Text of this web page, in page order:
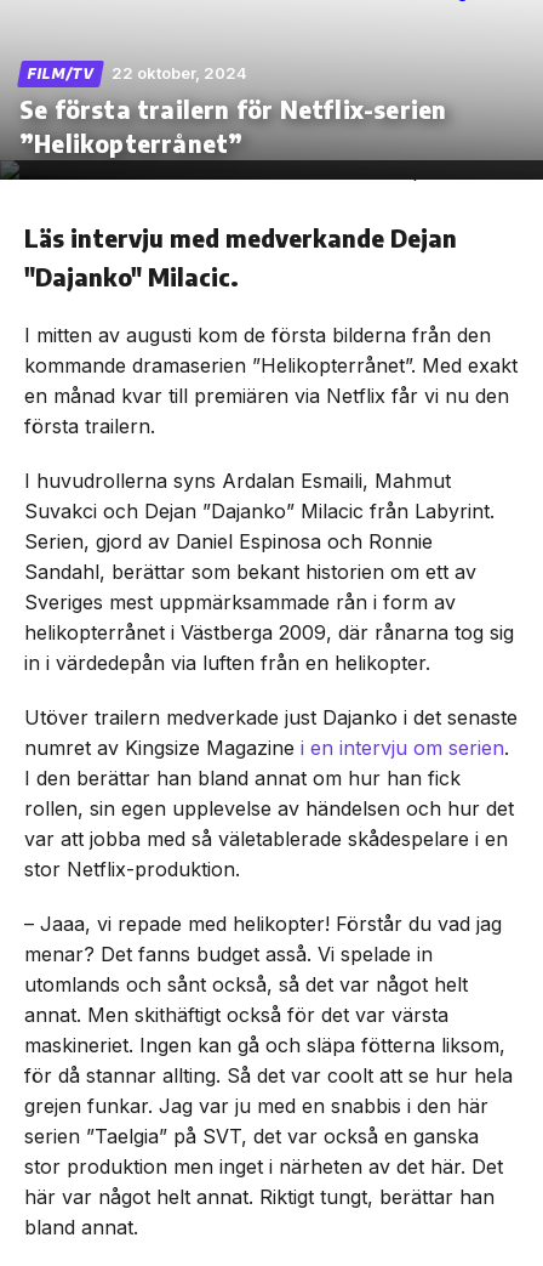
Skip
the
FILM/TV 22 oktober, 2024
Se första trailern för Netflix-serien
”Helikopterrånet”
Läs intervju med medverkande Dejan
"Dajanko" Milacic.
I mitten av augusti kom de första bilderna från den
kommande dramaserien ”Helikopterrånet”. Med exakt
en månad kvar till premiären via Netflix får vi nu den
första trailern.
I huvudrollerna syns Ardalan Esmaili, Mahmut
Suvakci och Dejan ”Dajanko” Milacic från Labyrint.
Serien, gjord av Daniel Espinosa och Ronnie
Sandahl, berättar som bekant historien om ett av
Sveriges mest uppmärksammade rån i form av
helikopterrånet i Västberga 2009, där rånarna tog sig
in i värdedepån via luften från en helikopter.
Utöver trailern medverkade just Dajanko i det senaste
numret av Kingsize Magazine i en intervju om serien.
I den berättar han bland annat om hur han fick
rollen, sin egen upplevelse av händelsen och hur det
var att jobba med så väletablerade skådespelare i en
stor Netflix-produktion.
– Jaaa, vi repade med helikopter! Förstår du vad jag
menar? Det fanns budget asså. Vi spelade in
utomlands och sånt också, så det var något helt
annat. Men skithäftigt också för det var värsta
maskineriet. Ingen kan gå och släpa fötterna liksom,
för då stannar allting. Så det var coolt att se hur hela
grejen funkar. Jag var ju med en snabbis i den här
serien ”Taelgia” på SVT, det var också en ganska
stor produktion men inget i närheten av det här. Det
här var något helt annat. Riktigt tungt, berättar han
bland annat.